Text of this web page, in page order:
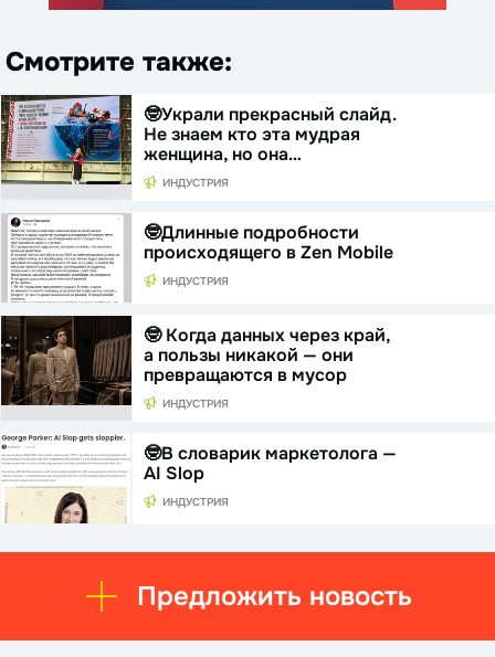
Смотрите также:
🤓Украли прекрасный слайд.
Не знаем кто эта мудрая
женщина, но она…
ИНДУСТРИЯ
🤓Длинные подробности
происходящего в Zen Mobile
ИНДУСТРИЯ
🤓 Когда данных через край,
а пользы никакой — они
превращаются в мусор
ИНДУСТРИЯ
🤓В словарик маркетолога —
AI Slop
ИНДУСТРИЯ
Предложить новость